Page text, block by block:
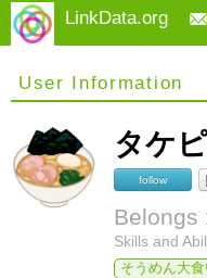
LinkData.org
User Information
タケ
follow
Belongs
Skills and
そうめん大